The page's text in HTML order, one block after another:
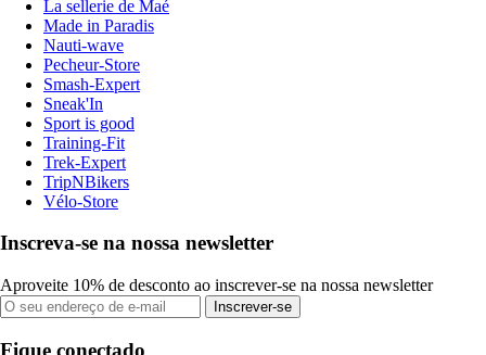
La sellerie de Maé
Made in Paradis
Nauti-wave
Pecheur-Store
Smash-Expert
Sneak'In
Sport is good
Training-Fit
Trek-Expert
TripNBikers
Vélo-Store
Inscreva-se na nossa newsletter
Aproveite 10% de desconto ao inscrever-se na nossa newsletter
Inscrever-se
Fique conectado